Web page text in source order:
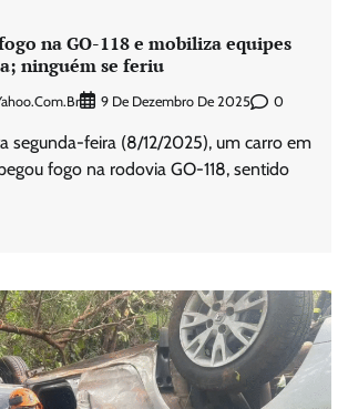
na GO-118 e mobiliza equipes
ninguém se feriu
9 De Dezembro De 2025 0
segunda-feira (8/12/2025), um carro em
fogo na rodovia GO-118, sentido